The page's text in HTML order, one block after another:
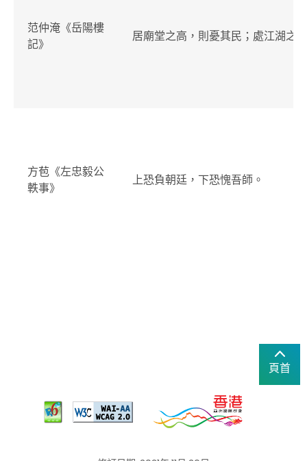
范仲淹《岳陽樓
記》
居廟堂之高，則憂其民；處江湖之
方苞《左忠毅公
軼事》
上恐負朝廷，下恐愧吾師。
頁首